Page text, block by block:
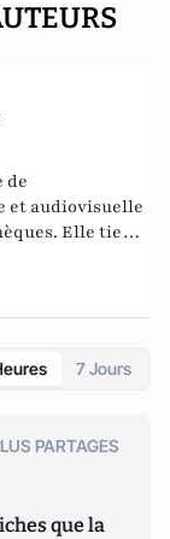
de
et audiovisuelle
Elle tient
7 Jours
PARTAGES
que la